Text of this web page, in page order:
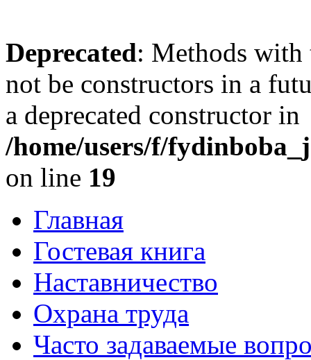
Deprecated: Methods with
not be constructors in a
a deprecated constructor in
/home/users/f/
on line 19
Главная
Гостевая книга
Наставничество
Охрана труда
Часто задаваемые